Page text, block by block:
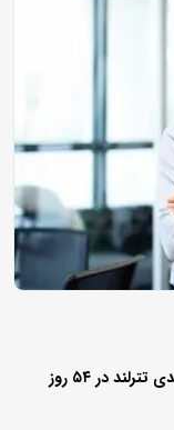
حفظ آپتایم ۹۹.۹۸ درصدی تترلند در ۵۴ روز